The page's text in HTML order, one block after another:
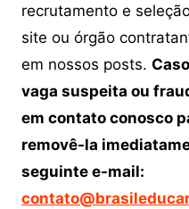
recrutamento e
site ou órgão
em nossos posts.
vaga suspeita ou
em contato conosco
removê-la
seguinte e-mail: